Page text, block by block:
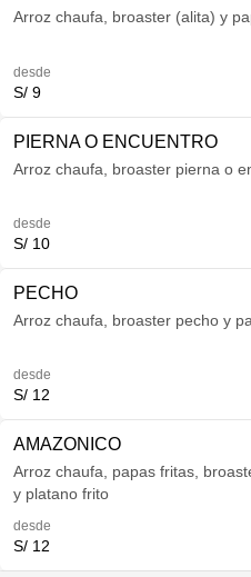
Arroz chaufa, broaster (alita) y
desde
S/ 9
PIERNA O ENCUENTRO
Arroz chaufa, broaster pierna o
desde
S/ 10
PECHO
Arroz chaufa, broaster pecho y
desde
S/ 12
AMAZONICO
Arroz chaufa, papas fritas,
y platano frito
desde
S/ 12